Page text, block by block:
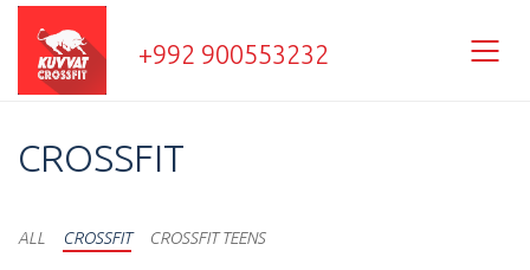
+992 900553232
CROSSFIT
ALL CROSSFIT CROSSFIT TEENS